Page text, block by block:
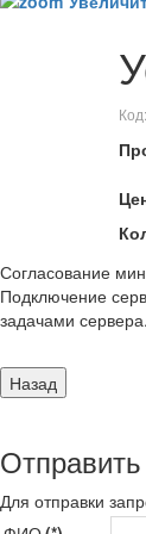
Код:
Согласование
Подключение
задачами
Отправить
Для отправки